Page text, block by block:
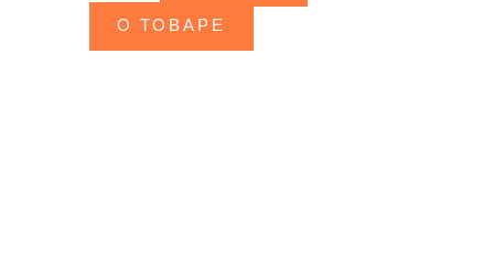
О ТОВАРЕ